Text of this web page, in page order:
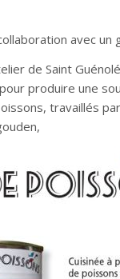
avec un
de Saint
produire une
travaillés